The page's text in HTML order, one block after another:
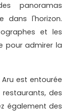
panoramas
dans l'horizon.
et les
pour admirer la
est entourée
des
également des